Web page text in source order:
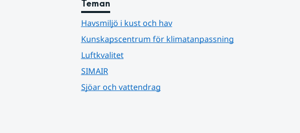
Teman
Havsmiljö i kust och hav
Kunskapscentrum för klimatanpassning
Luftkvalitet
SIMAIR
Sjöar och vattendrag